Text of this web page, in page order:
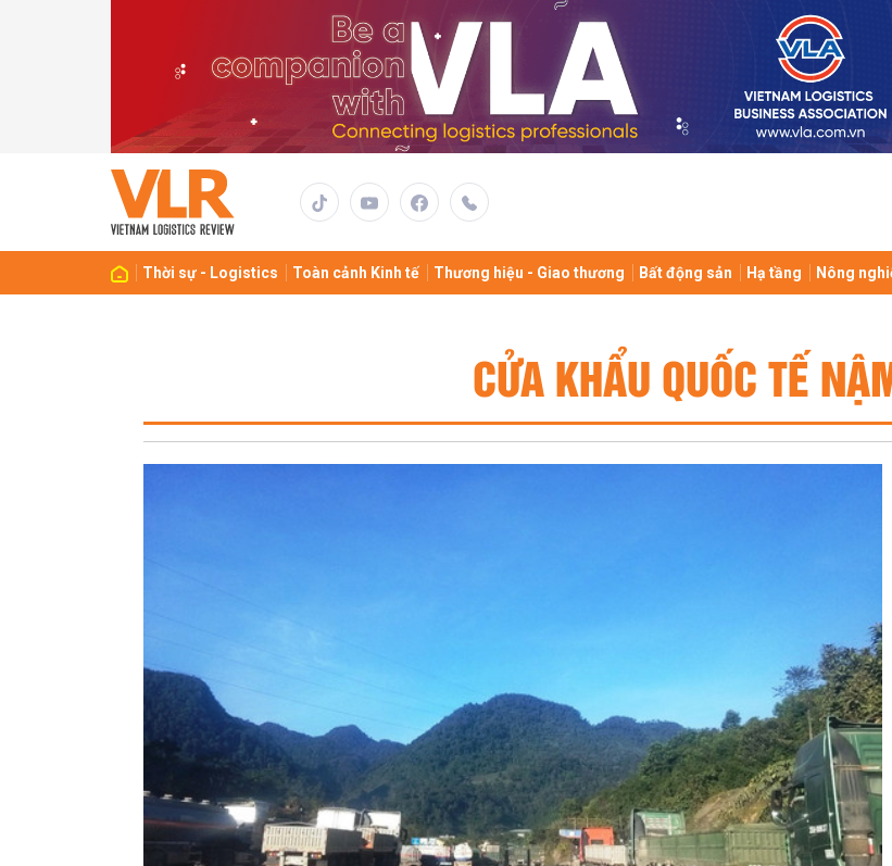
Thời sự - Logistics Toàn cảnh Kinh tế Thương hiệu - Giao thương Bất động sản Hạ tầng Nông
CỬA KHẨU QUỐC TẾ